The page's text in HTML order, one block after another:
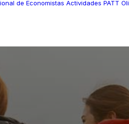
de Economistas Actividades PATT